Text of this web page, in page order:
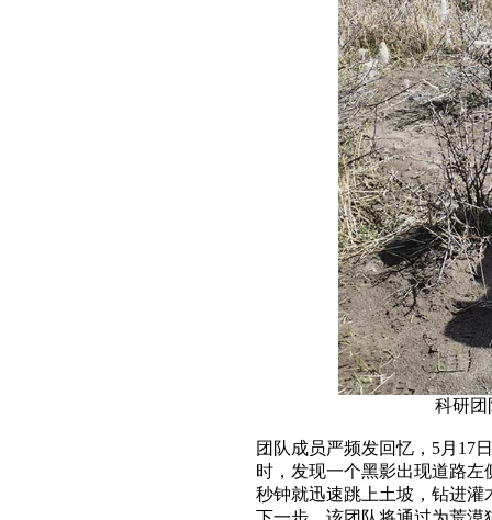
科研团
团队成员严频发回忆，5月17
时，发现一个黑影出现道路
秒钟就迅速跳上土坡，钻进灌